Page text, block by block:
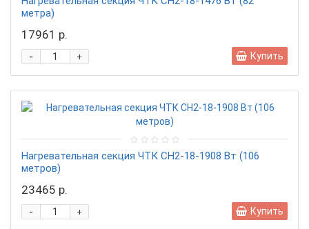
метра)
17961 р.
+
- Купить
Нагревательная секция ЧТК CН2-18-1908 Вт (106
метров)
23465 р.
+
- Купить